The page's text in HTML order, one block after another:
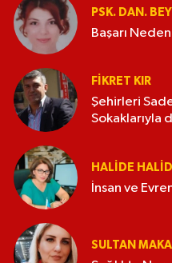
PSK. DAN.
Başarı
FIKRET KIR
Şehirleri
Sokaklarıyla
HALIDE HALID
İnsan ve
SULTAN